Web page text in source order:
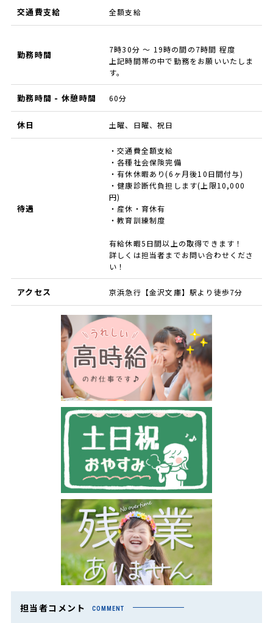
交通費支給 全額支給
勤務時間
7時30分 ～ 19時の間の7時間 程度
上記時間帯の中で勤務をお願いいたしま
す。
勤務時間 - 休憩時間 60分
休日 土曜、日曜、祝日
待遇
・交通費全額支給
・各種社会保険完備
・有休休暇あり(6ヶ月後10日間付与)
・健康診断代負担します(上限10,000
円)
・産休・育休有
・教育訓練制度
有給休暇5日間以上の取得できます！
詳しくは担当者までお問い合わせくださ
い！
アクセス 京浜急行【金沢文庫】駅より徒歩7分
担当者コメント COMMENT